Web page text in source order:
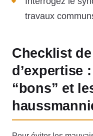
travaux
Checklist
d’expertise
“bons” et